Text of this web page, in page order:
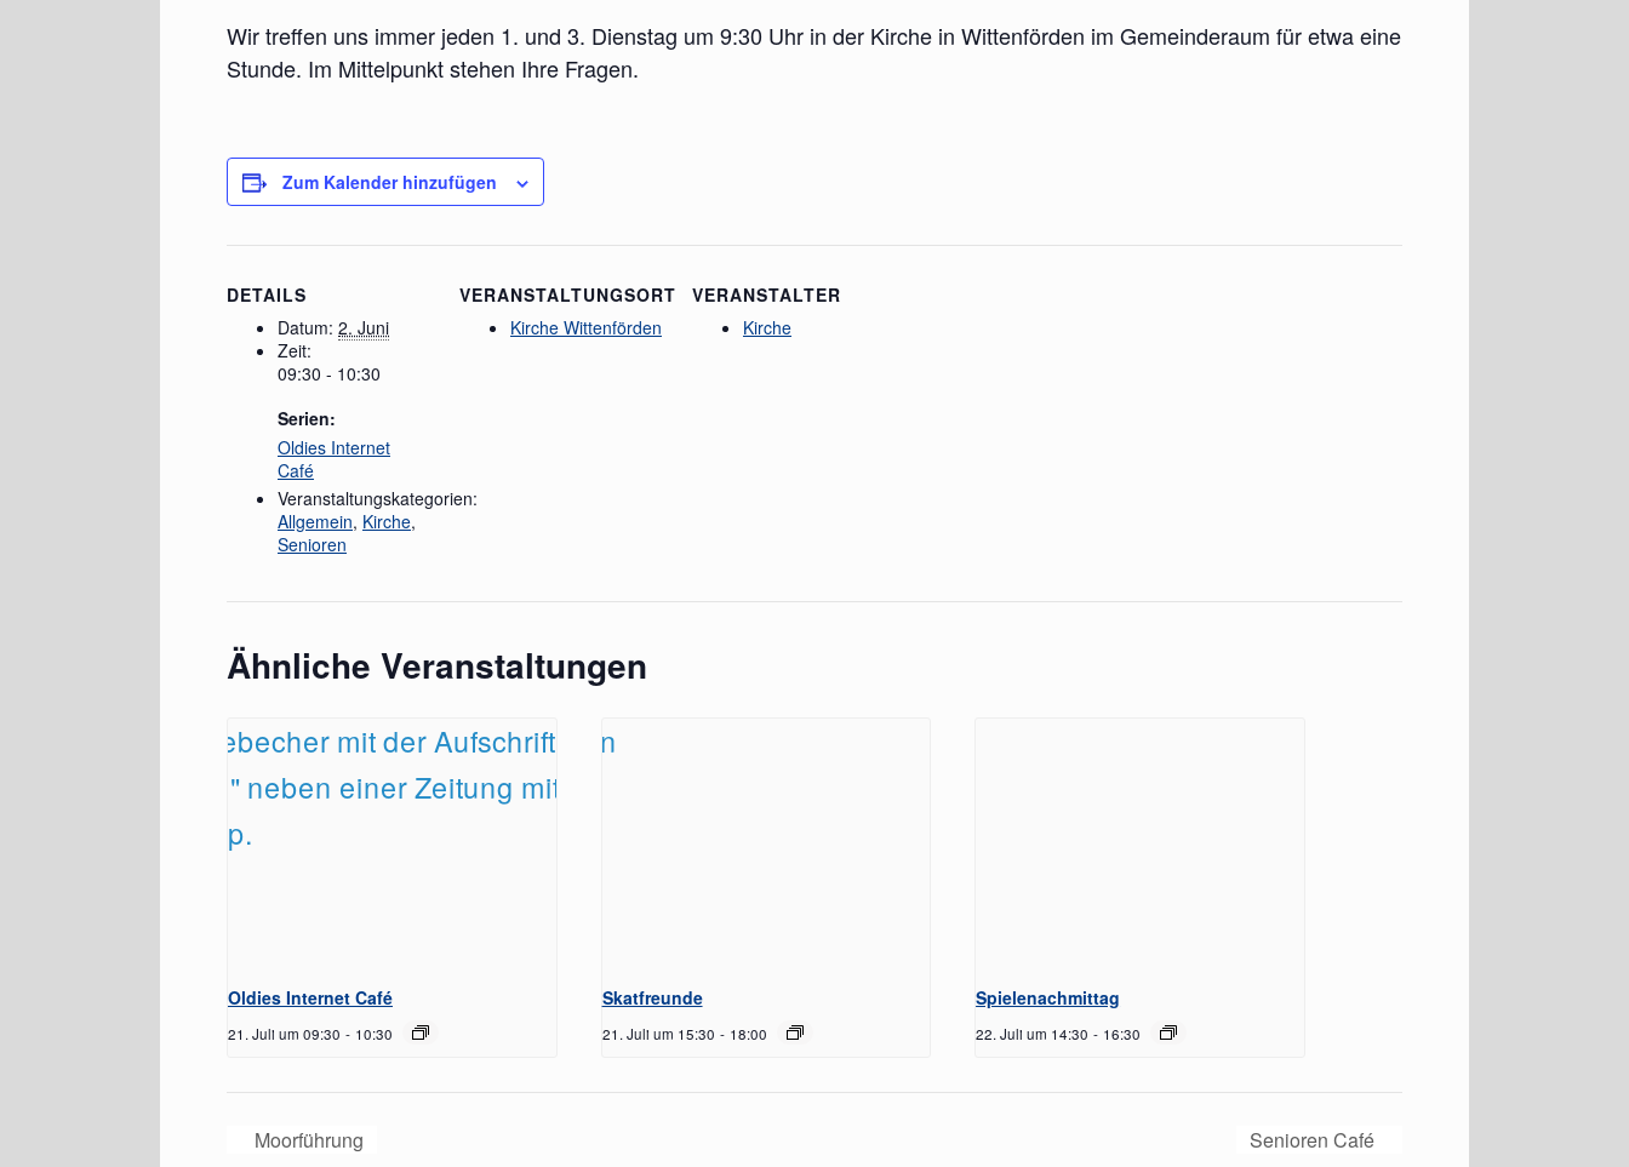
Wir treffen uns immer jeden 1. und 3. Dienstag um 9:30 Uhr in der Kirche in Wittenförden im Gemeinderaum für etwa eine
Stunde. Im Mittelpunkt stehen Ihre Fragen.
Zum Kalender hinzufügen
DETAILS
Datum: 2. Juni
Zeit:
09:30 - 10:30
Serien:
Oldies Internet
Café
Veranstaltungskategorien:
Allgemein, Kirche,
Senioren
VERANSTALTUNGSORT
Kirche Wittenförden
VERANSTALTER
Kirche
Ähnliche Veranstaltungen
Oldies Internet Café
21. Juli um 09:30 - 10:30
Skatfreunde
21. Juli um 15:30 - 18:00
Spielenachmittag
22. Juli um 14:30 - 16:30
Moorführung Senioren Café